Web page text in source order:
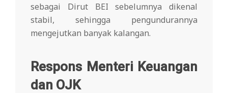
sebagai Dirut BEI sebelumnya dikenal
stabil, sehingga pengundurannya
mengejutkan banyak kalangan.
Respons Menteri Keuangan
dan OJK